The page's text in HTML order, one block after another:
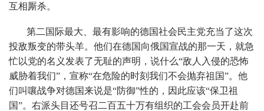
互相厮杀。
第二国际最大、最有影响的德国社会民主党充当了这次
投敌叛变的带头羊。他们在德国向俄国宣战的那一天，就急
忙以党的名义发表了无耻的声明，说什么“敌人入侵的恐怖
威胁着我们”，宣称“在危险的时刻我们不会抛弃祖国”。他
们叫嚷战争对德国来说是“防御”性的，因此应该“保卫祖
国”。右派头目还号召二百五十万有组织的工会会员开赴前